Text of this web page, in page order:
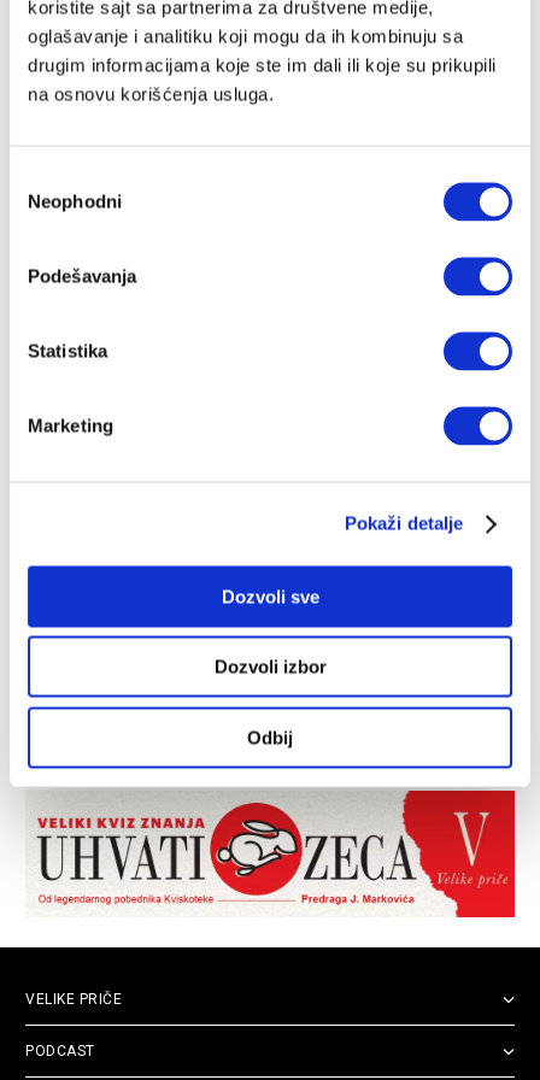
koristite sajt sa partnerima za društvene medije,
oglašavanje i analitiku koji mogu da ih kombinuju sa
drugim informacijama koje ste im dali ili koje su prikupili
na osnovu korišćenja usluga.
сагласности
Neophodni
Podešavanja
Statistika
Marketing
Pokaži detalje
Dozvoli sve
Dozvoli izbor
Odbij
VELIKE PRIČE
PODCAST